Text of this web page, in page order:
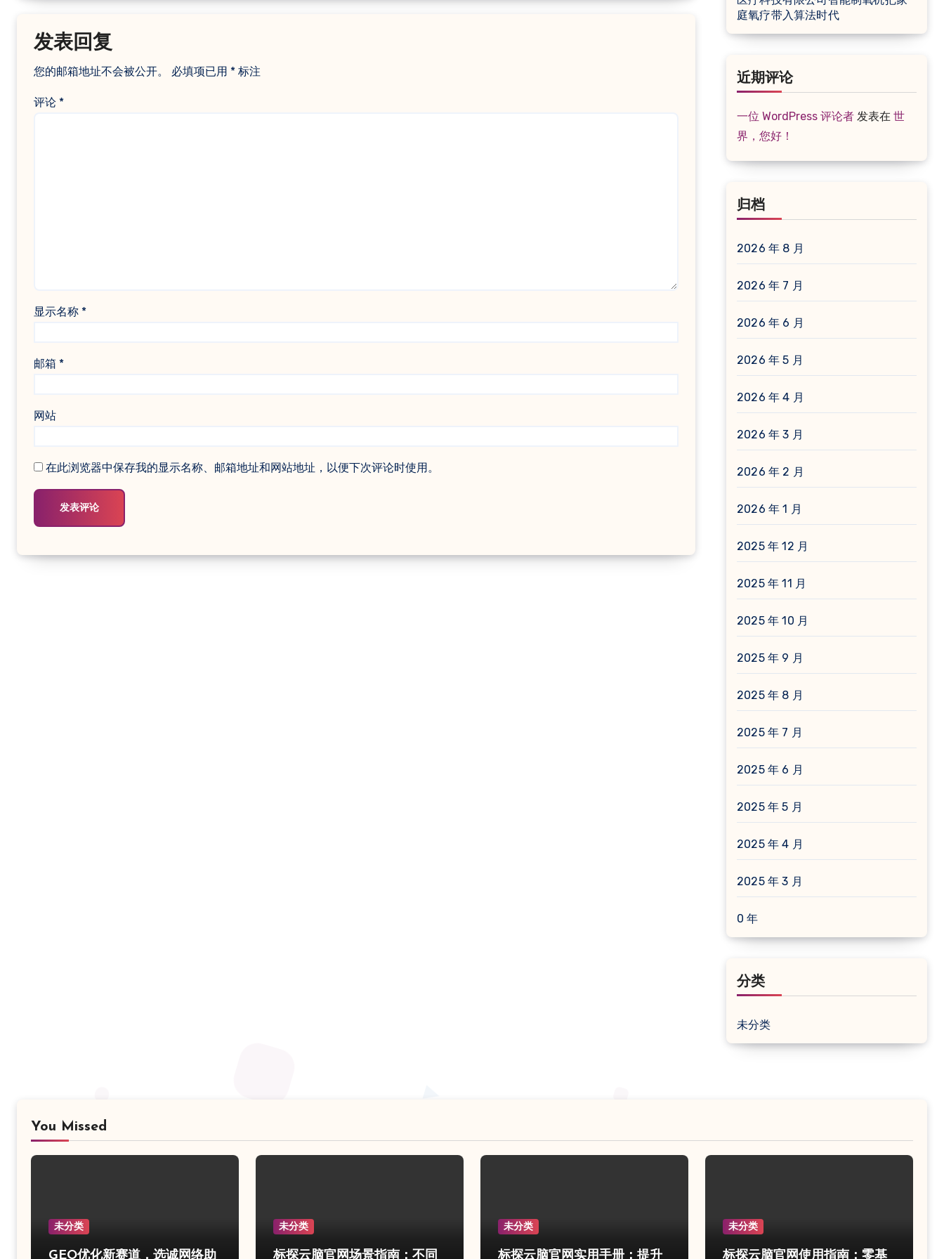
发表回复
您的邮箱地址不会被公开。 必填项已用 * 标注
评论 *
显示名称 *
邮箱 *
网站
在此浏览器中保存我的显示名称、邮箱地址和网站地址，以便下次评论时使用。
庭氧疗带入算法时代
近期评论
一位 WordPress 评论者 发表在 世
界，您好！
归档
2026 年 8 月
2026 年 7 月
2026 年 6 月
2026 年 5 月
2026 年 4 月
2026 年 3 月
2026 年 2 月
2026 年 1 月
2025 年 12 月
2025 年 11 月
2025 年 10 月
2025 年 9 月
2025 年 8 月
2025 年 7 月
2025 年 6 月
2025 年 5 月
2025 年 4 月
2025 年 3 月
0 年
分类
未分类
You Missed
未分类
GEO优化新赛道，选诚网络助
未分类
标探云脑官网场景指南：不同
未分类
标探云脑官网实用手册：提升
未分类
标探云脑官网使用指南：零基